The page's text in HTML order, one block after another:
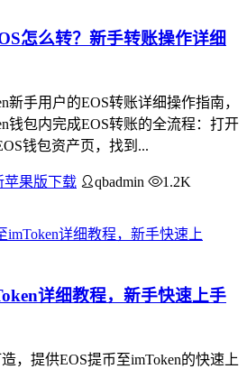
怎么转？新手转账操作详细
新手用户的EOS转账详细操作指南，
钱包内完成EOS转账的全流程：打开
钱包资产页，找到...
苹果版下载 qbadmin
1.2K
详细教程，新手快速上手
，提供EOS提币至imToken的快速上